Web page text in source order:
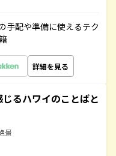
手配や準備に使えるテク
詳細を見る
るハワイのことばと
景